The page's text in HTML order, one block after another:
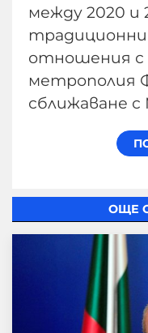
между 2020 и
отношения с
метрополия
сближаване с
ОЩЕ